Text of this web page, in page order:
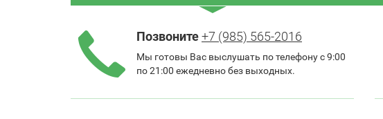
Позвоните+7 (985) 565-2016
Мы готовы Вас выслушать по телефону с 9:00
по 21:00 ежедневно без выходных.